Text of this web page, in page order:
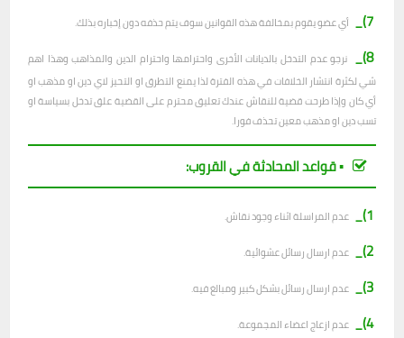
7)_ أي عضو يقوم بمخالفة هذه القوانين سوف يتم حذفه دون إخباره بذلك.
8)_
نرجو عدم التدخل بالديانات الأخرى واحترامها واحترام الدين والمذاهب وهذا اهم
شي لكثرة انتشار الخلافات في هذه الفترة لذا يمنع التطرق او التحيز لاي دين او مذهب او
أي كان وإذا طرحت قضية للنقاش عندك تعليق محترم على القضية علق تدخل بسياسة او
تسب دين او مذهب معين تحذف فورا.
▪︎ قواعد المحادثة في القروب:
1)_
عدم المراسلة اثناء وجود نقاش.
2)_ عدم ارسال رسائل عشوائية.
3)_ عدم ارسال رسائل بشكل كبير ومبالغ فيه.
4)_ عدم ازعاج اعضاء المجموعة.